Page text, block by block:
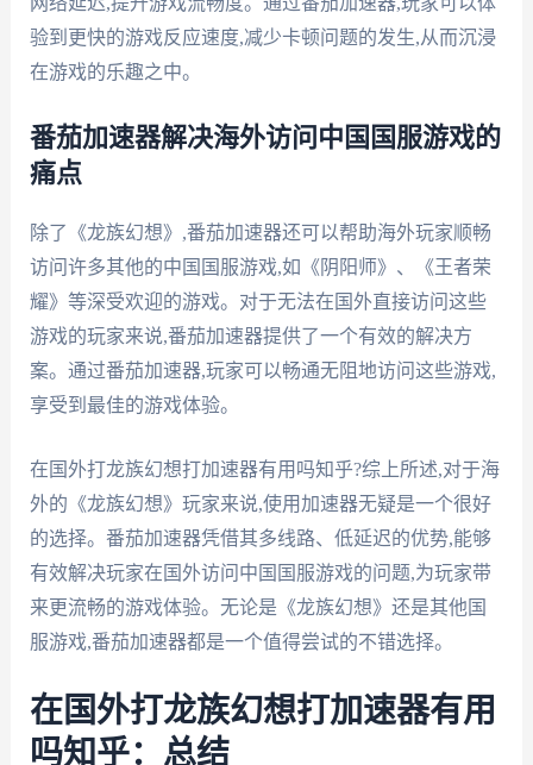
验到更快的游戏反应速度,减少卡顿问题的发生,从而沉浸
在游戏的乐趣之中。
番茄加速器解决海外访问中国国服游戏的
痛点
除了《龙族幻想》,番茄加速器还可以帮助海外玩家顺畅
访问许多其他的中国国服游戏,如《阴阳师》、《王者荣
耀》等深受欢迎的游戏。对于无法在国外直接访问这些
游戏的玩家来说,番茄加速器提供了一个有效的解决方
案。通过番茄加速器,玩家可以畅通无阻地访问这些游戏,
享受到最佳的游戏体验。
在国外打龙族幻想打加速器有用吗知乎?综上所述,对于海
外的《龙族幻想》玩家来说,使用加速器无疑是一个很好
的选择。番茄加速器凭借其多线路、低延迟的优势,能够
有效解决玩家在国外访问中国国服游戏的问题,为玩家带
来更流畅的游戏体验。无论是《龙族幻想》还是其他国
服游戏,番茄加速器都是一个值得尝试的不错选择。
在国外打龙族幻想打加速器有用
吗知乎：总结